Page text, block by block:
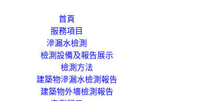
首頁
服務項目
滲漏水檢測
檢測設備及報告展示
檢測方法
建築物滲漏水檢測報告
建築物外墻檢測報告